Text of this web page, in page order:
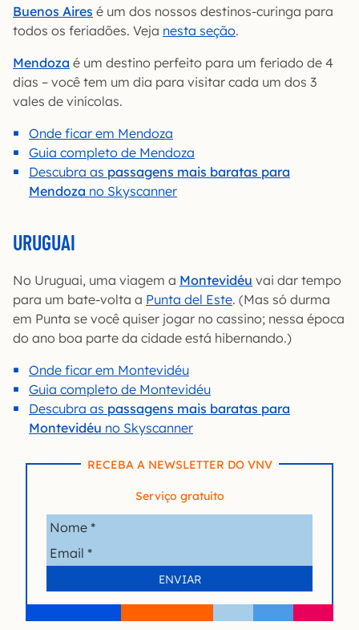
Buenos Aires é um dos nossos destinos-curinga para
todos os feriadões. Veja nesta seção.
Mendoza é um destino perfeito para um feriado de 4
dias – você tem um dia para visitar cada um dos 3
vales de vinícolas.
Onde ficar em Mendoza
Guia completo de Mendoza
Descubra as passagens mais baratas para
Mendoza no Skyscanner
URUGUAI
No Uruguai, uma viagem a Montevidéu vai dar tempo
para um bate-volta a Punta del Este. (Mas só durma
em Punta se você quiser jogar no cassino; nessa época
do ano boa parte da cidade está hibernando.)
Onde ficar em Montevidéu
Guia completo de Montevidéu
Descubra as passagens mais baratas para
Montevidéu no Skyscanner
RECEBA A NEWSLETTER DO VNV
Serviço gratuito